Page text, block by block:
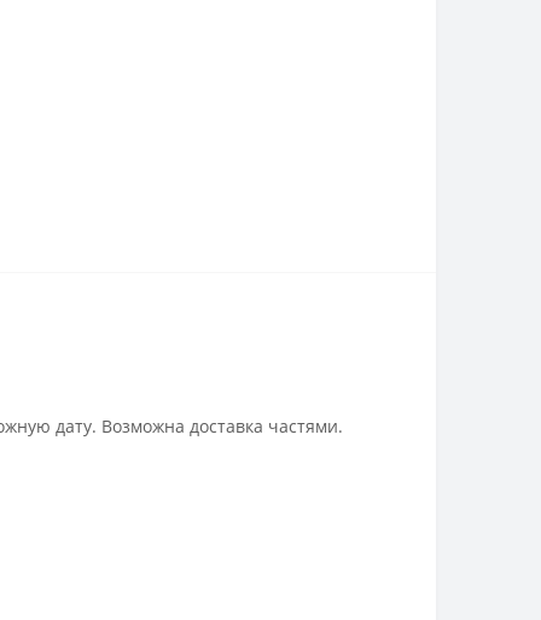
дату. Возможна доставка частями.